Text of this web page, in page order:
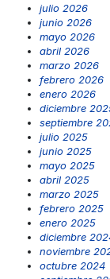
julio 2026
junio 2026
mayo 2026
abril 2026
marzo 2026
febrero 2026
enero 2026
diciembre
septiembre
julio 2025
junio 2025
mayo 2025
abril 2025
marzo 2025
febrero 2025
enero 2025
diciembre
noviembre
octubre 2024